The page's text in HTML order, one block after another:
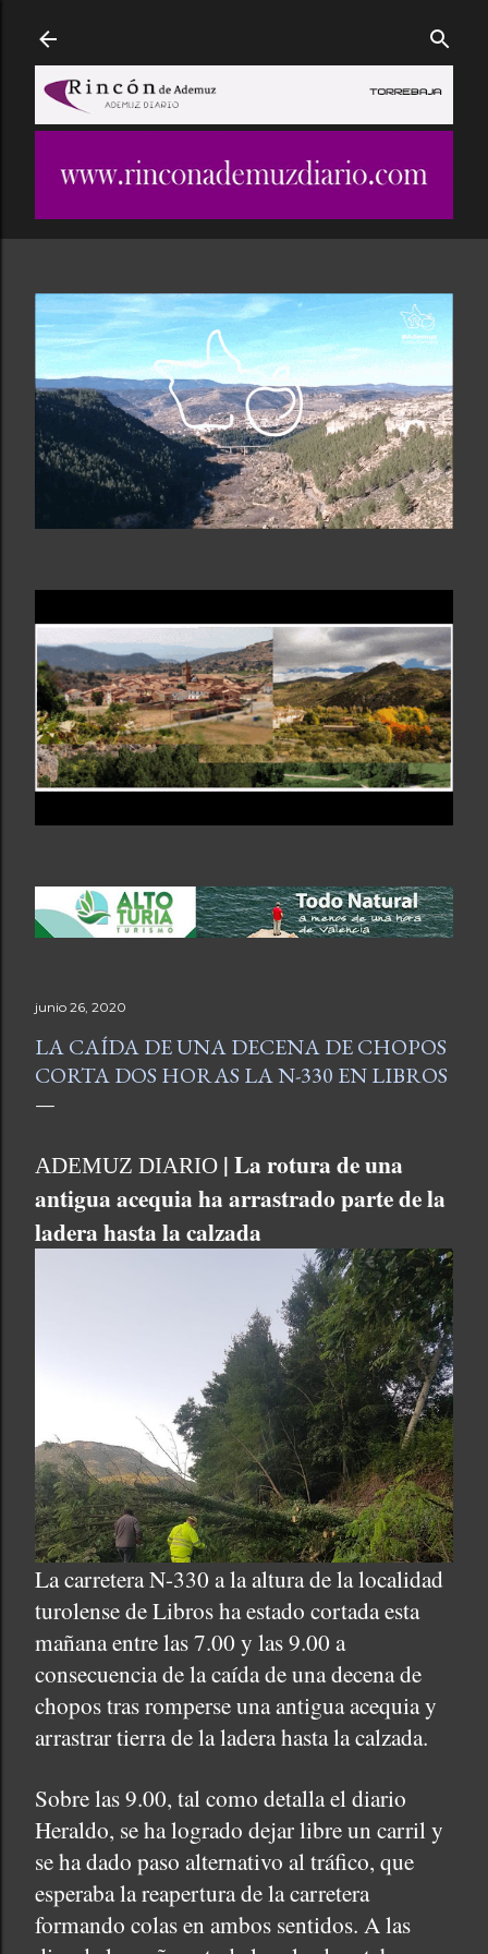
junio 26, 2020
LA CAÍDA DE UNA DECENA DE CHOPOS
CORTA DOS HORAS LA N-330 EN LIBROS
ADEMUZ DIARIO | La rotura de una
antigua acequia ha arrastrado parte de la
ladera hasta la calzada
La carretera N-330 a la altura de la localidad
turolense de Libros ha estado cortada esta
mañana entre las 7.00 y las 9.00 a
consecuencia de la caída de una decena de
chopos tras romperse una antigua acequia y
arrastrar tierra de la ladera hasta la calzada.
Sobre las 9.00, tal como detalla el diario
Heraldo, se ha logrado dejar libre un carril y
se ha dado paso alternativo al tráfico, que
esperaba la reapertura de la carretera
formando colas en ambos sentidos. A las